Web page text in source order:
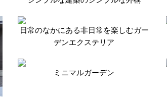
日常のなかにある非日常を楽しむガー
デンエクステリア
ミニマルガーデン